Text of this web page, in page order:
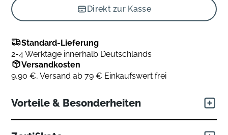
Direkt zur Kasse
Standard-Lieferung
2-4 Werktage innerhalb Deutschlands
Versandkosten
9,90 €, Versand ab 79 € Einkaufswert frei
Vorteile & Besonderheiten